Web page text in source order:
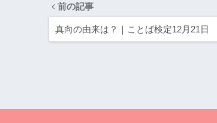
前の記事
真向の由来は？｜ことば検定12月21日